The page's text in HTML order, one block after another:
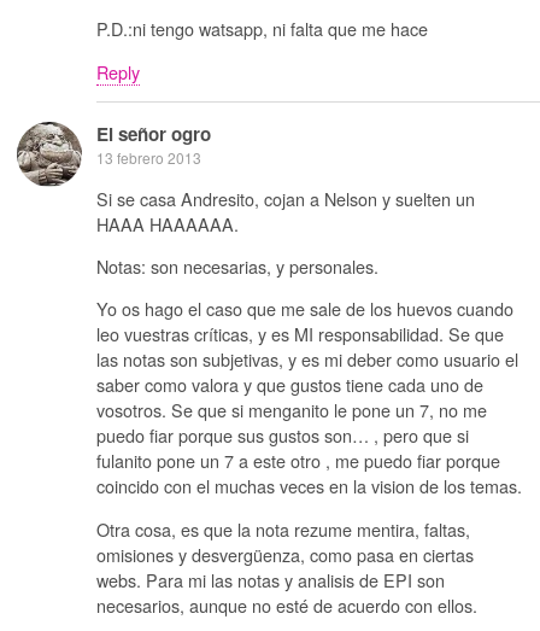
P.D.:ni tengo watsapp, ni falta que me hace
Reply
El señor ogro
13 febrero 2013
Si se casa Andresito, cojan a Nelson y suelten un
HAAA HAAAAAA.
Notas: son necesarias, y personales.
Yo os hago el caso que me sale de los huevos cuando
leo vuestras críticas, y es MI responsabilidad. Se que
las notas son subjetivas, y es mi deber como usuario el
saber como valora y que gustos tiene cada uno de
vosotros. Se que si menganito le pone un 7, no me
puedo fiar porque sus gustos son… , pero que si
fulanito pone un 7 a este otro , me puedo fiar porque
coincido con el muchas veces en la vision de los temas.
Otra cosa, es que la nota rezume mentira, faltas,
omisiones y desvergüenza, como pasa en ciertas
webs. Para mi las notas y analisis de EPI son
necesarios, aunque no esté de acuerdo con ellos.